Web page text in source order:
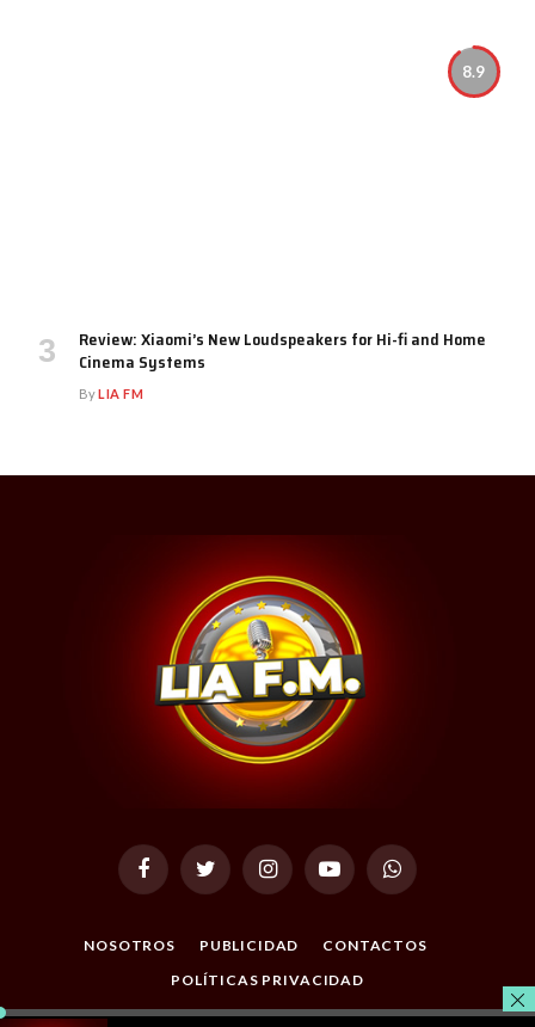
8.9
Review: Xiaomi’s New Loudspeakers for Hi-fi and Home
Cinema Systems
ByLIA FM
FacebookTwitter InstagramYouTubeWhatsApp
NOSOTROS PUBLICIDAD
CONTACTOS
POLÍTICAS PRIVACIDAD